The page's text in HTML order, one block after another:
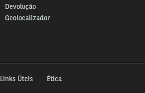
Devolução
Geolocalizador
Links Úteis
Ética